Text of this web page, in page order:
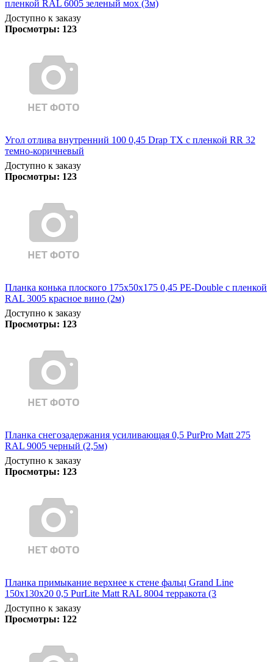
пленкой RAL 6005 зеленый мох (3м)
Доступно к заказу
Просмотры: 123
Угол отлива внутренний 100 0,45 Drap TX с пленкой RR 32
темно-коричневый
Доступно к заказу
Просмотры: 123
Планка конька плоского 175х50х175 0,45 PE-Double с пленкой
RAL 3005 красное вино (2м)
Доступно к заказу
Просмотры: 123
Планка снегозадержания усиливающая 0,5 PurPro Matt 275
RAL 9005 черный (2,5м)
Доступно к заказу
Просмотры: 123
Планка примыкание верхнее к стене фальц Grand Line
150х130х20 0,5 PurLite Matt RAL 8004 терракота (3
Доступно к заказу
Просмотры: 122